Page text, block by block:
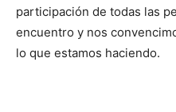
participación de todas las
encuentro y nos
lo que estamos haciendo.